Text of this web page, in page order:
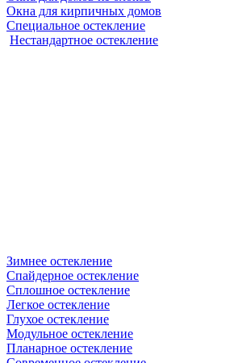
Окна для кирпичных домов
Специальное остекление
Нестандартное остекление
Зимнее остекление
Спайдерное остекление
Сплошное остекление
Легкое остекление
Глухое остекление
Модульное остекление
Планарное остекление